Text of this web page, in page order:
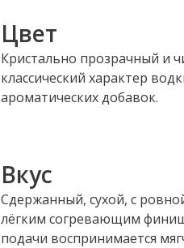
Цвет
Кристально прозрачный и
классический характер
ароматических добавок.
Вкус
Сдержанный, сухой, с
лёгким согревающим
подачи воспринимается